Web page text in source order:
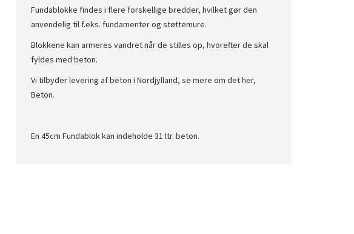
Fundablokke findes i flere forskellige bredder, hvilket gør den
anvendelig til f.eks. fundamenter og støttemure.
Blokkene kan armeres vandret når de stilles op, hvorefter de skal
fyldes med beton.
Vi tilbyder levering af beton i Nordjylland, se mere om det her,
Beton.
En 45cm Fundablok kan indeholde 31 ltr. beton.